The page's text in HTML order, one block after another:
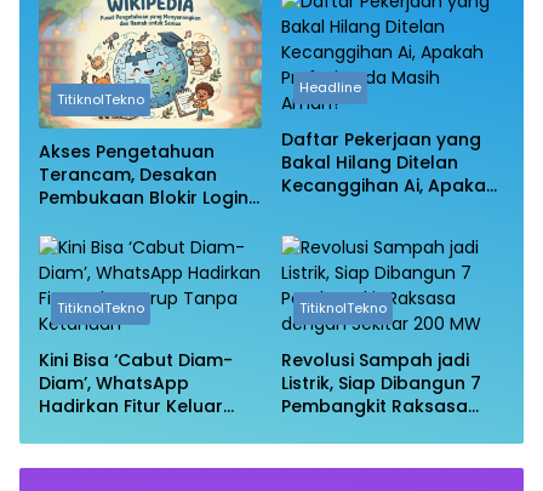
TitiknolTekno
Akses Pengetahuan
Terancam, Desakan
Pembukaan Blokir Login
Headline
Daftar Pekerjaan yang
Bakal Hilang Ditelan
Kecanggihan Ai, Apakah
Aman?
TitiknolTekno
Kini Bisa ‘Cabut Diam-
Diam’, WhatsApp
Hadirkan Fitur Keluar
TitiknolTekno
Revolusi Sampah jadi
Listrik, Siap Dibangun 7
Pembangkit Raksasa